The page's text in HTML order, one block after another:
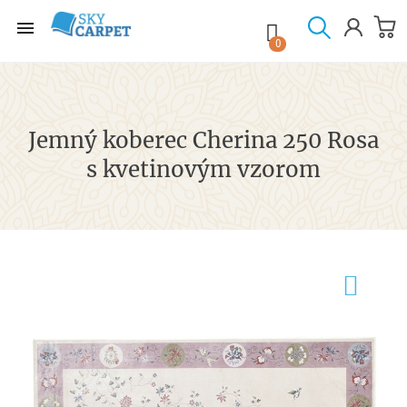
 shopping_cart

0
Jemný koberec Cherina 250 Rosa
s kvetinovým vzorom